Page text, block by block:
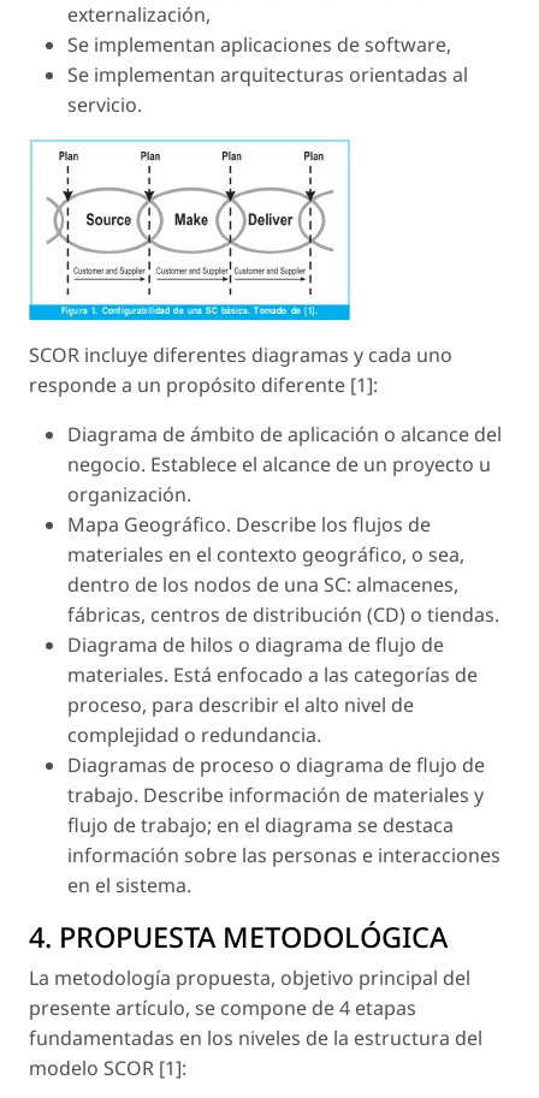
externalización,
Se implementan aplicaciones de software,
Se implementan arquitecturas orientadas al
servicio.
SCOR incluye diferentes diagramas y cada uno
responde a un propósito diferente [1]:
Diagrama de ámbito de aplicación o alcance del
negocio. Establece el alcance de un proyecto u
organización.
Mapa Geográfico. Describe los flujos de
materiales en el contexto geográfico, o sea,
dentro de los nodos de una SC: almacenes,
fábricas, centros de distribución (CD) o tiendas.
Diagrama de hilos o diagrama de flujo de
materiales. Está enfocado a las categorías de
proceso, para describir el alto nivel de
complejidad o redundancia.
Diagramas de proceso o diagrama de flujo de
trabajo. Describe información de materiales y
flujo de trabajo; en el diagrama se destaca
información sobre las personas e interacciones
en el sistema.
4. PROPUESTA METODOLÓGICA
La metodología propuesta, objetivo principal del
presente artículo, se compone de 4 etapas
fundamentadas en los niveles de la estructura del
modelo SCOR [1]: